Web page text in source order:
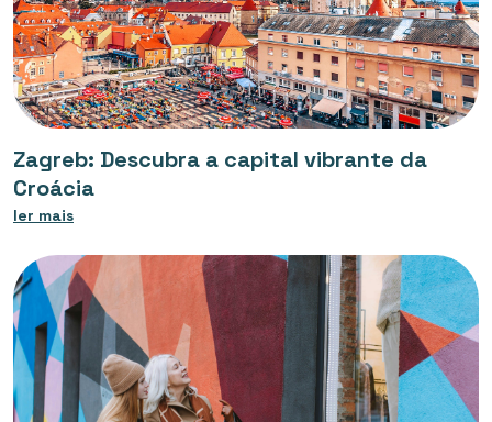
Zagreb: Descubra a capital vibrante da
Croácia
ler mais